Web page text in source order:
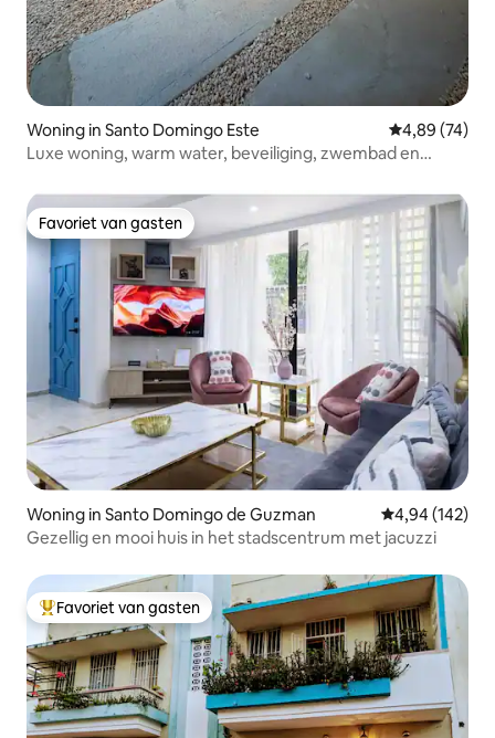
Woning in Santo Domingo Este Gemiddelde
4,89 (74)
Luxe woning, warm water, beveiliging, zwembad en
Favoriet van gasten
Favoriet van gasten
Woning in Santo Domingo de Guzman Gemiddelde
4,94 (142)
Gezellig en mooi huis in het stadscentrum met jacuzzi
Topfavoriet van gasten
Favoriet van gasten